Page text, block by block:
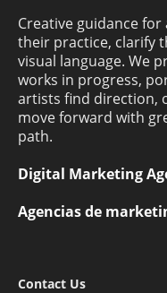
Creative guidance
their practice, clarify
visual language. We
works in progress,
artists find direction,
move forward with
path.
Digital Marketing
Agencias de
Contact Us